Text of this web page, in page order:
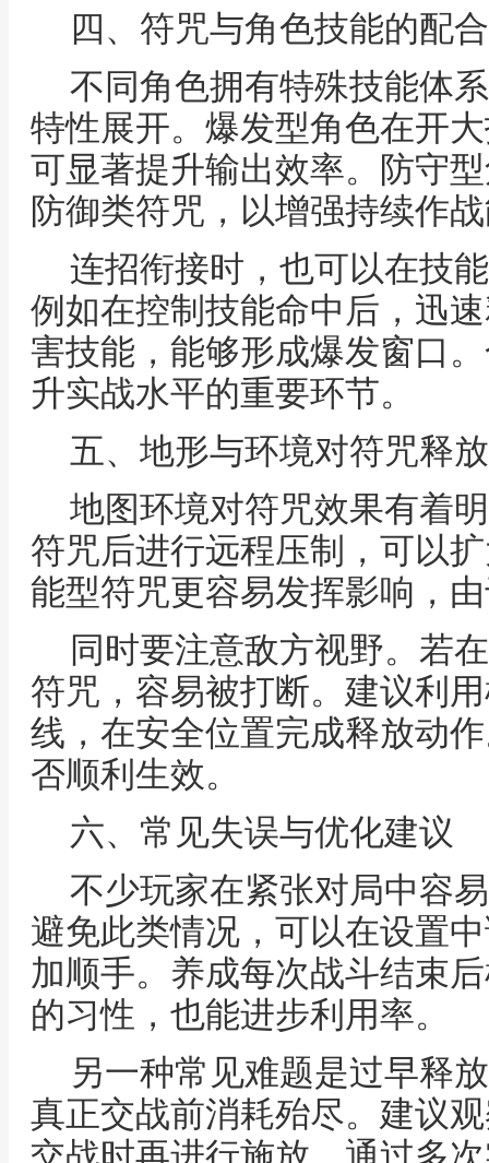
四、符咒与角色技能的配
不同角色拥有特殊技能体
特性展开。爆发型角色在开
可显著提升输出效率。防守
防御类符咒，以增强持续作
连招衔接时，也可以在技
例如在控制技能命中后，迅
害技能，能够形成爆发窗口
升实战水平的重要环节。
五、地形与环境对符咒释
地图环境对符咒效果有着
符咒后进行远程压制，可以
能型符咒更容易发挥影响，
同时要注意敌方视野。若
符咒，容易被打断。建议利
线，在安全位置完成释放动
否顺利生效。
六、常见失误与优化建议
不少玩家在紧张对局中容
避免此类情况，可以在设置
加顺手。养成每次战斗结束
的习性，也能进步利用率。
另一种常见难题是过早释
真正交战前消耗殆尽。建议